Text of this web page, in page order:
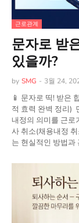
근로관계
문자로 받
있을까?
by SMG - 3월 24,
📱 문자로 띡! 받은
적 효력 완벽 정리)
내정의 의미를 근로
사 취소(채용내정
는 현실적인 방법과